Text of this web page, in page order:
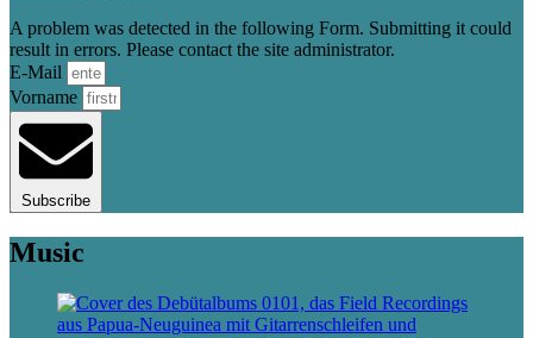
A problem was detected in the following Form. Submitting it could
result in errors. Please contact the site administrator.
E-Mail
Vorname
Subscribe
Music